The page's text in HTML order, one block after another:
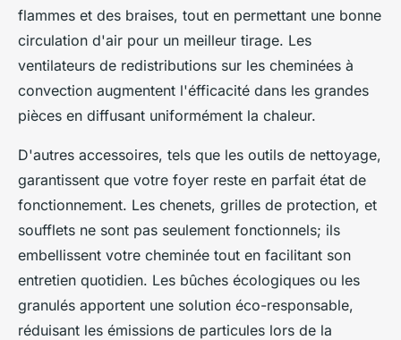
flammes et des braises, tout en permettant une bonne
circulation d'air pour un meilleur tirage. Les
ventilateurs de redistributions sur les cheminées à
convection augmentent l'éfficacité dans les grandes
pièces en diffusant uniformément la chaleur.
D'autres accessoires, tels que les outils de nettoyage,
garantissent que votre foyer reste en parfait état de
fonctionnement. Les chenets, grilles de protection, et
soufflets ne sont pas seulement fonctionnels; ils
embellissent votre cheminée tout en facilitant son
entretien quotidien. Les bûches écologiques ou les
granulés apportent une solution éco-responsable,
réduisant les émissions de particules lors de la